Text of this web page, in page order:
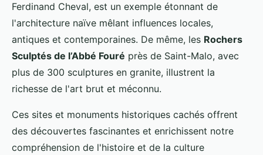
Ferdinand Cheval, est un exemple étonnant de
l'architecture naïve mêlant influences locales,
antiques et contemporaines. De même, les Rochers
Sculptés de l’Abbé Fouré près de Saint-Malo, avec
plus de 300 sculptures en granite, illustrent la
richesse de l'art brut et méconnu.
Ces sites et monuments historiques cachés offrent
des découvertes fascinantes et enrichissent notre
compréhension de l'histoire et de la culture